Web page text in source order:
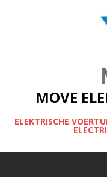
MOVE
ELEKTRISCHE